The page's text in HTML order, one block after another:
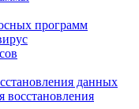
программ
данных
восстановления